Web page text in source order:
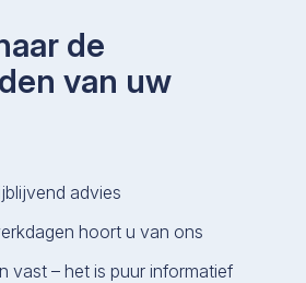
de
van uw
advies
hoort u van ons
vast – het is puur informatief